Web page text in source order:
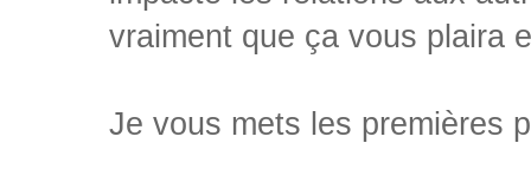
vraiment que ça vous plaira
Je vous mets les premières